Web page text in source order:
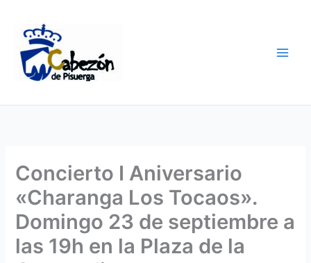
contenido
Concierto I Aniversario
«Charanga Los Tocaos».
Domingo 23 de septiembre a
las 19h en la Plaza de la